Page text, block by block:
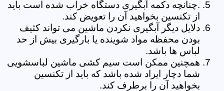
.چنانچه دکمه آبگیری دستگاه خراب شده است باید
از تکنسین بخواهید آن را تعویض کند.
دلایل دیگر آبگیری نکردن ماشین می تواند کثیف
بودن محفظه مواد شوینده یا بارگیری بیش از حد
لباس ها باشد.
همچنین ممکن است سیم کشی ماشین لباسشویی
شما دچار ایراد شده باشد که باید از تکنسین
بخواهید آن را برطرف کند.